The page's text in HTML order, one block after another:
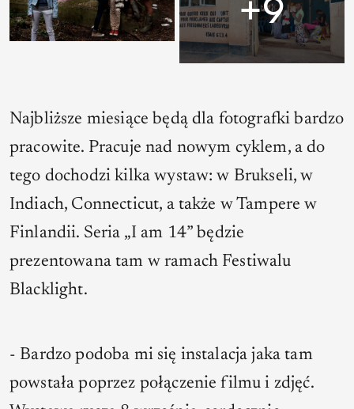
Najbliższe miesiące będą dla fotografki bardzo
pracowite. Pracuje nad nowym cyklem, a do
tego dochodzi kilka wystaw: w Brukseli, w
Indiach, Connecticut, a także w Tampere w
Finlandii. Seria „I am 14” będzie
prezentowana tam w ramach Festiwalu
Blacklight.
- Bardzo podoba mi się instalacja jaka tam
powstała poprzez połączenie filmu i zdjęć.